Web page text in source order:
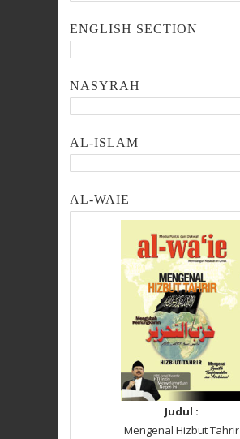
ENGLISH SECTION
NASYRAH
AL-ISLAM
AL-WAIE
Judul :
Mengenal Hizbut Tahrir